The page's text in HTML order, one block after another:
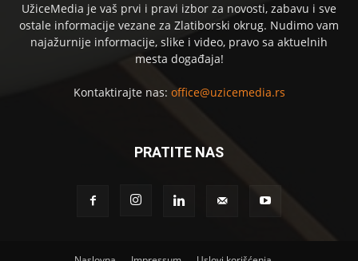
UžiceMedia je vaš prvi i pravi izbor za novosti, zabavu i sve
ostale informacije vezane za Zlatiborski okrug. Nudimo vam
najažurnije informacije, slike i video, pravo sa aktuelnih
mesta događaja!
Kontaktirajte nas: office@uzicemedia.rs
PRATITE NAS